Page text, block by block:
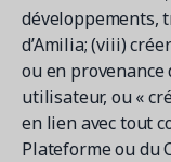
développements,
d’Amilia; (viii)
ou en provenance
utilisateur, ou «
en lien avec tout
Plateforme ou du